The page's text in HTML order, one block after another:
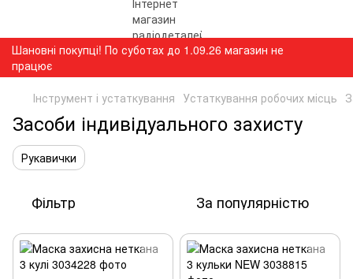
Шановні покупці! По суботах до 1.09.26 магазин не
працює
Інструмент і устаткування Устаткування робочих місць
Засоби індивідуального захисту
Рукавички
Фільтр За популярністю